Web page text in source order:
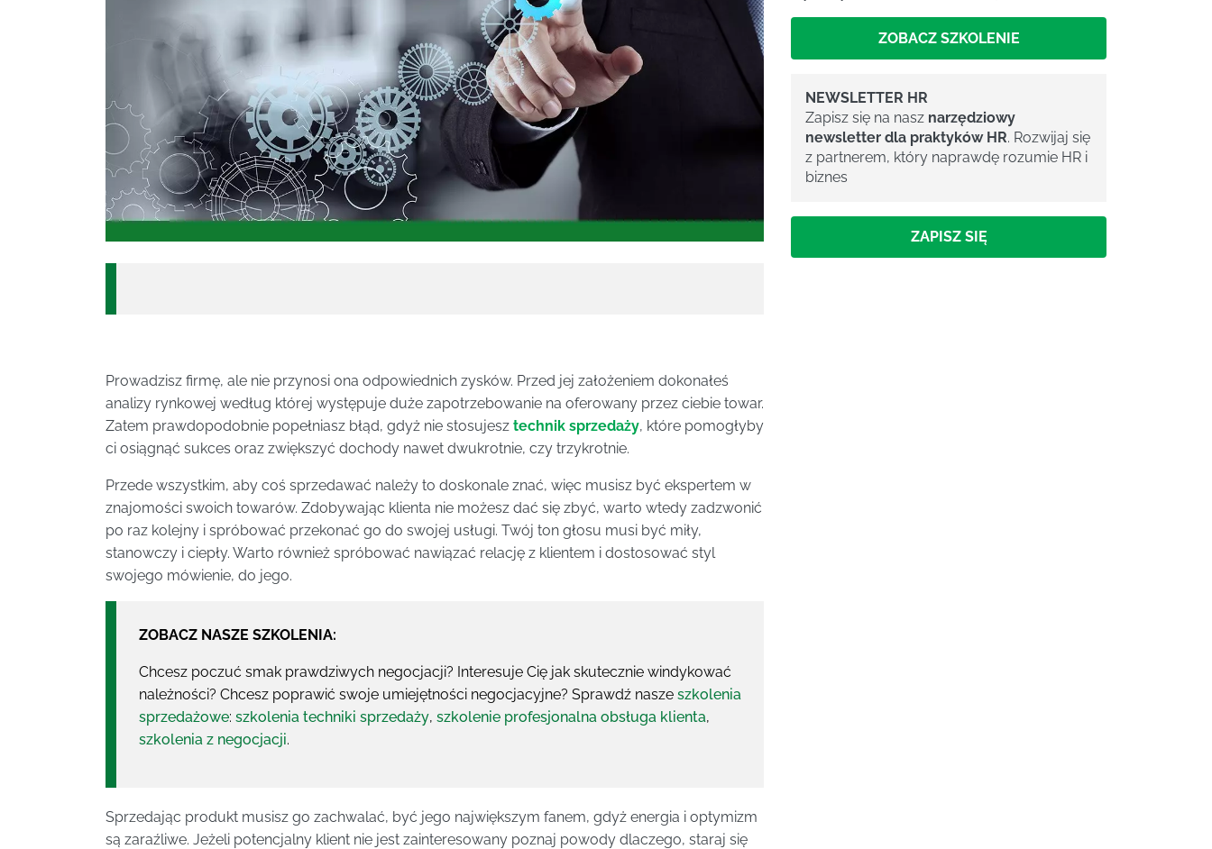
Prowadzisz firmę, ale nie przynosi ona odpowiednich zysków. Przed jej założeniem dokonałeś
analizy rynkowej według której występuje duże zapotrzebowanie na oferowany przez ciebie towar.
Zatem prawdopodobnie popełniasz błąd, gdyż nie stosujesz technik sprzedaży, które pomogłyby
ci osiągnąć sukces oraz zwiększyć dochody nawet dwukrotnie, czy trzykrotnie.
Przede wszystkim, aby coś sprzedawać należy to doskonale znać, więc musisz być ekspertem w
znajomości swoich towarów. Zdobywając klienta nie możesz dać się zbyć, warto wtedy zadzwonić
po raz kolejny i spróbować przekonać go do swojej usługi. Twój ton głosu musi być miły,
stanowczy i ciepły. Warto również spróbować nawiązać relację z klientem i dostosować styl
swojego mówienie, do jego.
ZOBACZ NASZE SZKOLENIA:
Chcesz poczuć smak prawdziwych negocjacji? Interesuje Cię jak skutecznie windykować
należności? Chcesz poprawić swoje umiejętności negocjacyjne? Sprawdź nasze szkolenia
sprzedażowe: szkolenia techniki sprzedaży, szkolenie profesjonalna obsługa klienta,
szkolenia z negocjacji.
Sprzedając produkt musisz go zachwalać, być jego największym fanem, gdyż energia i optymizm
są zaraźliwe. Jeżeli potencjalny klient nie jest zainteresowany poznaj powody dlaczego, staraj się
ZOBACZ SZKOLENIE
NEWSLETTER HR
Zapisz się na nasz narzędziowy
newsletter dla praktyków HR. Rozwijaj się
z partnerem, który naprawdę rozumie HR i
biznes
ZAPISZ SIĘ